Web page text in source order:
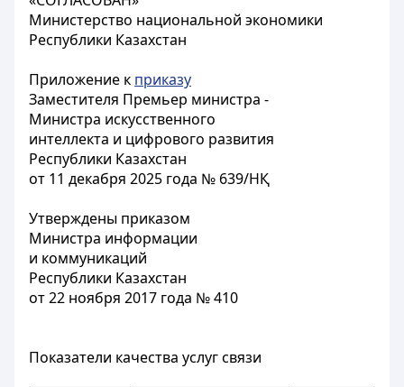
Министерство национальной экономики
Республики Казахстан
Приложение к приказу
Заместителя Премьер министра -
Министра искусственного
интеллекта и цифрового развития
Республики Казахстан
от 11 декабря 2025 года № 639/НҚ
Утверждены приказом
Министра информации
и коммуникаций
Республики Казахстан
от 22 ноября 2017 года № 410
Показатели качества услуг связи